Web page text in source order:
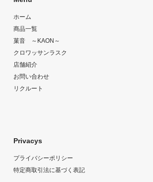
ホーム
商品一覧
菓音 ～KAON～
クロワッサンラスク
店舗紹介
お問い合わせ
リクルート
Privacys
プライバシーポリシー
特定商取引法に基づく表記